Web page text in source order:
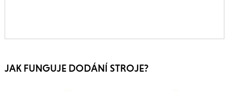
JAK FUNGUJE DODÁNÍ STROJE?